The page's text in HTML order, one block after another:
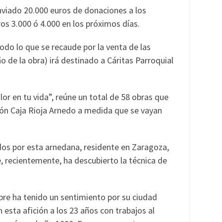
20.000 euros de donaciones a los
3.000 ó 4.000 en los próximos días.
lo que se recaude por la venta de las
de la obra) irá destinado a Cáritas Parroquial
en tu vida”, reúne un total de 58 obras que
Caja Rioja Arnedo a medida que se vayan
por esta arnedana, residente en Zaragoza,
recientemente, ha descubierto la técnica de
ha tenido un sentimiento por su ciudad
afición a los 23 años con trabajos al